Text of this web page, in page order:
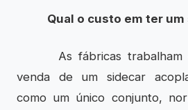
Qual o custo em ter um
As fábricas trabalham
venda de um sidecar
como um único conjunto,